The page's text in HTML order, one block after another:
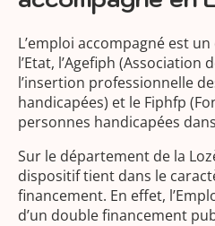
L’emploi accompagné est
l’Etat, l’Agefiph
l’insertion professionnelle
handicapées) et le Fiphfp
personnes handicapées
Sur le département de la
dispositif tient dans le
financement. En effet,
d’un double financement